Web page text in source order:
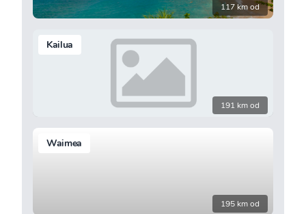
117 km od
Kailua
191 km od
Waimea
195 km od